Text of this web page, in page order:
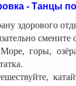
- Танцы
здорового
смените
горы,